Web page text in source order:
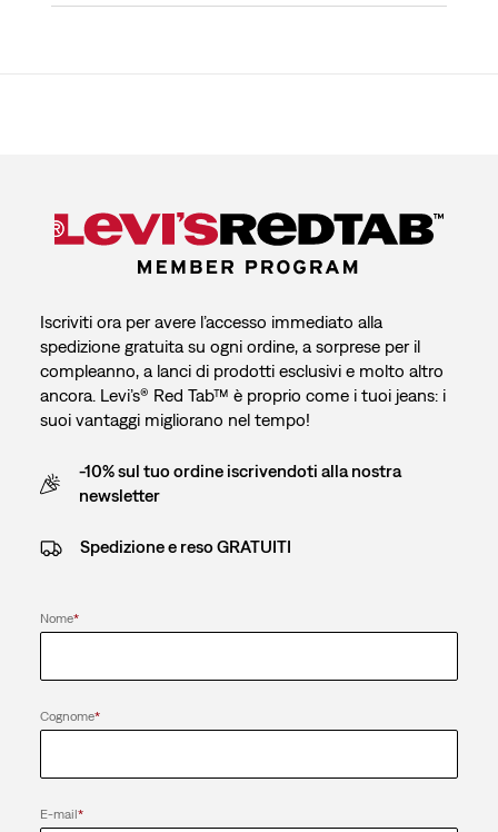
Iscriviti ora per avere l’accesso immediato alla
spedizione gratuita su ogni ordine, a sorprese per il
compleanno, a lanci di prodotti esclusivi e molto altro
ancora. Levi’s® Red Tab™ è proprio come i tuoi jeans: i
suoi vantaggi migliorano nel tempo!
-10% sul tuo ordine iscrivendoti alla nostra
newsletter
Spedizione e reso GRATUITI
Nome*
Cognome*
E-mail*